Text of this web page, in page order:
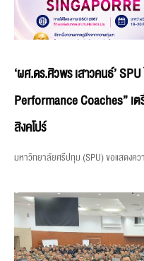
‘ผศ.ดร.ศิวพร เสาวคนธ์’
Performance Coaches”
สิงคโปร์
มหาวิทยาลัยศรีปทุม (SPU) ขอแสดงค